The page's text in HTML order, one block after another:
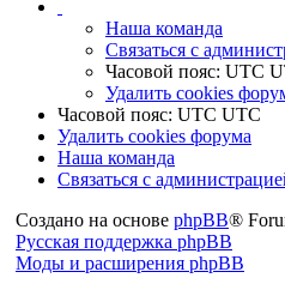
Наша команда
Связаться с
Часовой пояс: UTC
Удалить cookies
Часовой пояс: UTC UTC
Удалить cookies форума
Наша команда
Связаться с
Создано на основе phpBB®
Русская поддержка phpBB
Моды и расширения phpBB